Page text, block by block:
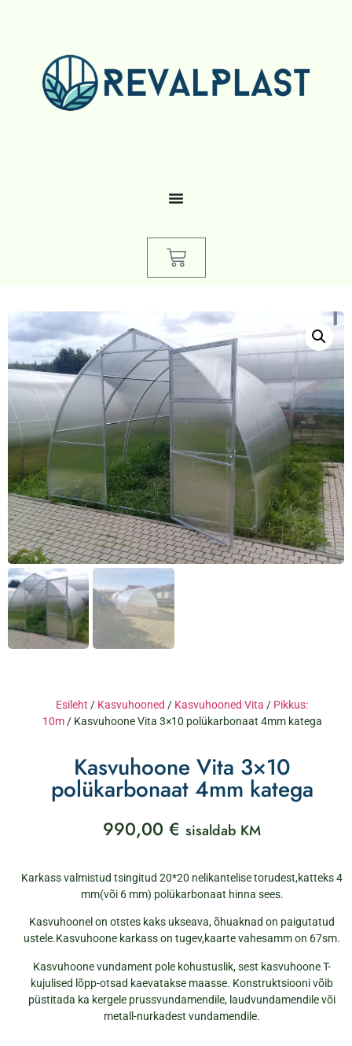
Esileht / Kasvuhooned / Kasvuhooned Vita / Pikkus:
10m/ Kasvuhoone Vita 3×10 polükarbonaat 4mm katega
Kasvuhoone Vita 3×10
polükarbonaat 4mm katega
990,00 € sisaldab KM
Karkass valmistud tsingitud 20*20 nelikantelise torudest,katteks 4
mm(või 6 mm) polükarbonaat hinna sees.
Kasvuhoonel on otstes kaks ukseava, õhuaknad on paigutatud
ustele.Kasvuhoone karkass on tugev,kaarte vahesamm on 67sm.
Kasvuhoone vundament pole kohustuslik, sest kasvuhoone T-
kujulised lõpp-otsad kaevatakse maasse. Konstruktsiooni võib
püstitada ka kergele prussvundamendile, laudvundamendile või
metall-nurkadest vundamendile.